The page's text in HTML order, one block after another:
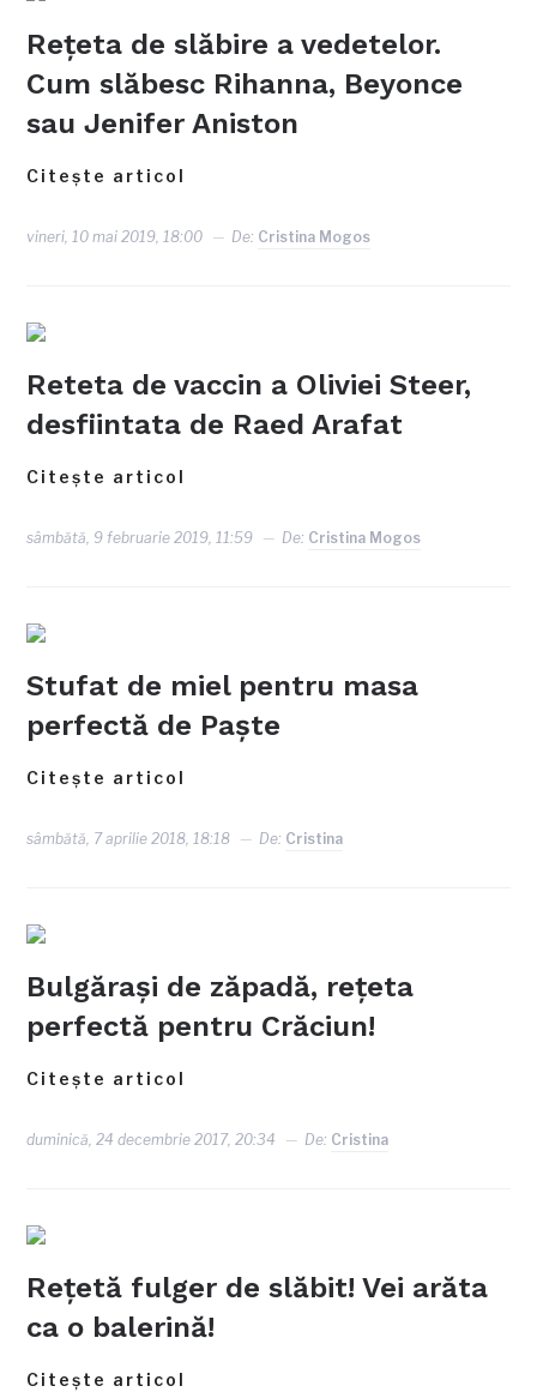
Reţeta de slăbire a vedetelor.
Cum slăbesc Rihanna, Beyonce
sau Jenifer Aniston
Citește articol
vineri, 10 mai 2019, 18:00 De: Cristina Mogos
Reteta de vaccin a Oliviei Steer,
desfiintata de Raed Arafat
Citește articol
sâmbătă, 9 februarie 2019, 11:59 De: Cristina Mogos
Stufat de miel pentru masa
perfectă de Paște
Citește articol
sâmbătă, 7 aprilie 2018, 18:18 De: Cristina
Bulgărași de zăpadă, rețeta
perfectă pentru Crăciun!
Citește articol
duminică, 24 decembrie 2017, 20:34 De: Cristina
Rețetă fulger de slăbit! Vei arăta
ca o balerină!
Citește articol